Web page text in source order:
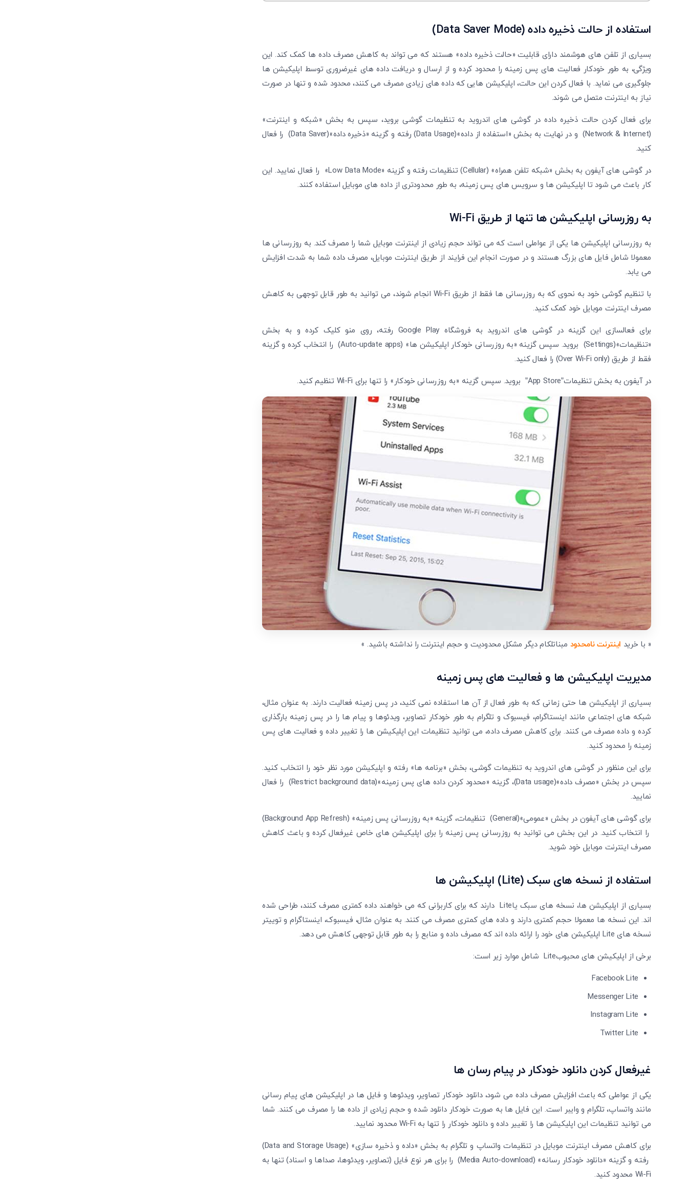
استفاده از حالت ذخیره داده(Data Saver Mode)
بسیاری از تلفن های هوشمند دارای قابلیت «حالت ذخیره داده» هستند که می تواند به کاهش مصرف داده ها کمک کند. این
ویژگی، به طور خودکار فعالیت های پس زمینه را محدود کرده و از ارسال و دریافت داده های غیرضروری توسط اپلیکیشن ها
جلوگیری می نماید. با فعال کردن این حالت، اپلیکیشن هایی که داده های زیادی مصرف می کنند، محدود شده و تنها در صورت
نیاز به اینترنت متصل می شوند.
برای فعال کردن حالت ذخیره داده در گوشی های اندروید به تنظیمات گوشی بروید، سپس به بخش «شبکه و اینترنت»
(Network & Internet) و در نهایت به بخش «استفاده از داده»(Data Usage) رفته و گزینه «ذخیره داده»(Data Saver) را فعال
کنید.
در گوشی های آیفون به بخش «شبکه تلفن همراه» (Cellular) تنظیمات رفته و گزینه «Low Data Mode» را فعال نمایید. این
کار باعث می شود تا اپلیکیشن ها و سرویس های پس زمینه، به طور محدودتری از داده های موبایل استفاده کنند.
به ‌روزرسانی اپلیکیشن‌ ها تنها از طریق Wi-Fi
به روزرسانی اپلیکیشن ها یکی از عواملی است که می تواند حجم زیادی از اینترنت موبایل شما را مصرف کند. به روزرسانی ها
معمولا شامل فایل های بزرگ هستند و در صورت انجام این فرایند از طریق اینترنت موبایل، مصرف داده شما به شدت افزایش
می یابد.
با تنظیم گوشی خود به نحوی که به روزرسانی ها فقط از طریق Wi-Fi انجام شوند، می توانید به طور قابل توجهی به کاهش
مصرف اینترنت موبایل خود کمک کنید.
برای فعالسازی این گزینه در گوشی های اندروید به فروشگاه Google Play رفته، روی منو کلیک کرده و به بخش
«تنظیمات»(Settings) بروید. سپس گزینه «به روزرسانی خودکار اپلیکیشن ها» (Auto-update apps) را انتخاب کرده و گزینه
فقط از طریق (Over Wi-Fi only) را فعال کنید.
در آیفون به بخش تنظیمات”App Store” بروید. سپس گزینه «به روزرسانی خودکار» را تنها برای Wi-Fi تنظیم کنید.
« با خرید اینترنت نامحدود مبناتلکام دیگر مشکل محدودیت و حجم اینترنت را نداشته باشید. »
مدیریت اپلیکیشن ها و فعالیت های پس زمینه
بسیاری از اپلیکیشن ها حتی زمانی که به طور فعال از آن ها استفاده نمی کنید، در پس زمینه فعالیت دارند. به عنوان مثال،
شبکه های اجتماعی مانند اینستاگرام، فیسبوک و تلگرام به طور خودکار تصاویر، ویدئوها و پیام ها را در پس زمینه بارگذاری
کرده و داده مصرف می کنند. برای کاهش مصرف داده، می توانید تنظیمات این اپلیکیشن ها را تغییر داده و فعالیت های پس
زمینه را محدود کنید.
برای این منظور در گوشی های اندروید به تنظیمات گوشی، بخش «برنامه ها» رفته و اپلیکیشن مورد نظر خود را انتخاب کنید.
سپس در بخش «مصرف داده»(Data usage)، گزینه «محدود کردن داده های پس زمینه»(Restrict background data) را فعال
نمایید.
برای گوشی های آیفون در بخش «عمومی»(General) تنظیمات، گزینه «به روزرسانی پس زمینه» (Background App Refresh)
را انتخاب کنید. در این بخش می توانید به روزرسانی پس زمینه را برای اپلیکیشن های خاص غیرفعال کرده و باعث کاهش
مصرف اینترنت موبایل خود شوید.
استفاده از نسخه ‌های سبک (Lite) اپلیکیشن ‌ها
بسیاری از اپلیکیشن ها، نسخه های سبک یاLite دارند که برای کاربرانی که می خواهند داده کمتری مصرف کنند، طراحی شده
اند. این نسخه ها معمولا حجم کمتری دارند و داده های کمتری مصرف می کنند. به عنوان مثال، فیسبوک، اینستاگرام و توییتر
نسخه های Lite اپلیکیشن های خود را ارائه داده اند که مصرف داده و منابع را به طور قابل توجهی کاهش می دهد.
برخی از اپلیکیشن های محبوبLite شامل موارد زیر است:
Facebook Lite
Messenger Lite
Instagram Lite
Twitter Lite
غیرفعال کردن دانلود خودکار در پیام رسان ها
یکی از عواملی که باعث افزایش مصرف داده می شود، دانلود خودکار تصاویر، ویدئوها و فایل ها در اپلیکیشن های پیام رسانی
مانند واتساپ، تلگرام و وایبر است. این فایل ها به صورت خودکار دانلود شده و حجم زیادی از داده ها را مصرف می کنند. شما
می توانید تنظیمات این اپلیکیشن ها را تغییر داده و دانلود خودکار را تنها به Wi-Fi محدود نمایید.
برای کاهش مصرف اینترنت موبایل در تنظیمات واتساپ و تلگرام به بخش «داده و ذخیره سازی» (Data and Storage Usage)
رفته و گزینه «دانلود خودکار رسانه» (Media Auto-download) را برای هر نوع فایل (تصاویر، ویدئوها، صداها و اسناد) تنها به
Wi-Fi محدود کنید.
تایید کد
کد ارسال شده را وارد کنید
ویرایش شماره موبایل
دریافت مجدد کد: 00:59
تایید کد
متوجه شدم